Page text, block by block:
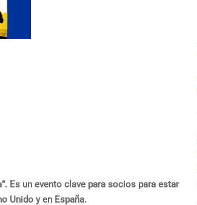
Es un evento clave para socios para estar
Unido y en España.